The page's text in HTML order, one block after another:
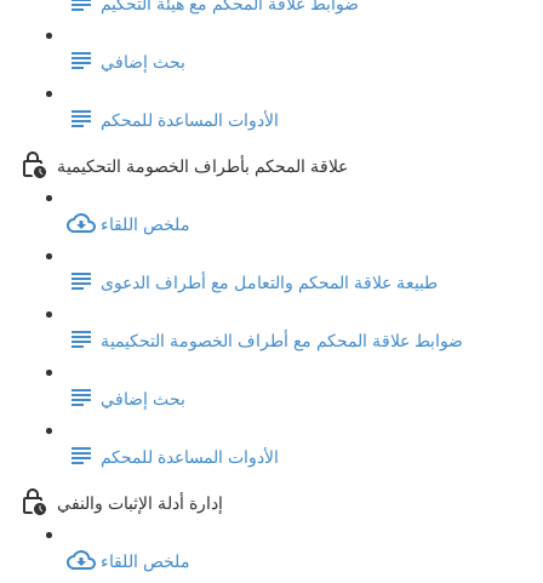
بحث إضافي
الأدوات المساعدة للمحكم
علاقة المحكم بأطراف الخصومة التحكيمية
ملخص اللقاء
طبيعة علاقة المحكم والتعامل مع أطراف الدعوى
ضوابط علاقة المحكم مع أطراف الخصومة التحكيمية
بحث إضافي
الأدوات المساعدة للمحكم
إدارة أدلة الإثبات والنفي
ملخص اللقاء